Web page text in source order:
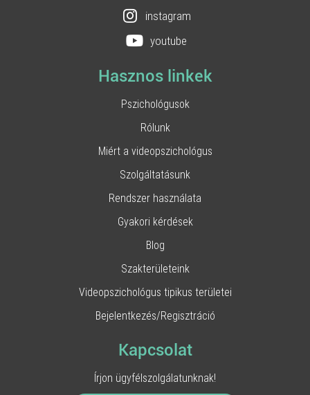
instagram
youtube
Hasznos linkek
Pszichológusok
Rólunk
Miért a videopszichológus
Szolgáltatásunk
Rendszer használata
Gyakori kérdések
Blog
Szakterületeink
Videopszichológus tipikus területei
Bejelentkezés/Regisztráció
Kapcsolat
Írjon ügyfélszolgálatunknak!